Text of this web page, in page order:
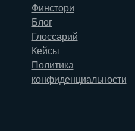
Финстори
Блог
Глоссарий
Кейсы
Политика
конфиденциальности